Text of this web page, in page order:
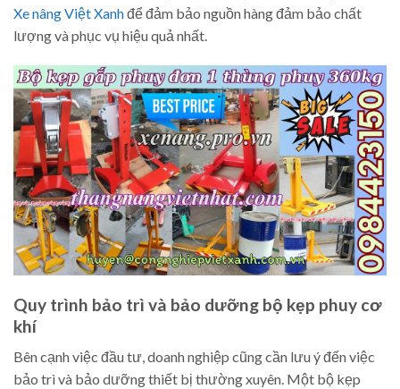
Xe nâng Việt Xanhđể đảm bảo nguồn hàng đảm bảo chất
lượng và phục vụ hiệu quả nhất.
Quy trình bảo trì và bảo dưỡng bộ kẹp phuy cơ
khí
Bên cạnh việc đầu tư, doanh nghiệp cũng cần lưu ý đến việc
bảo trì và bảo dưỡng thiết bị thường xuyên. Một bộ kẹp